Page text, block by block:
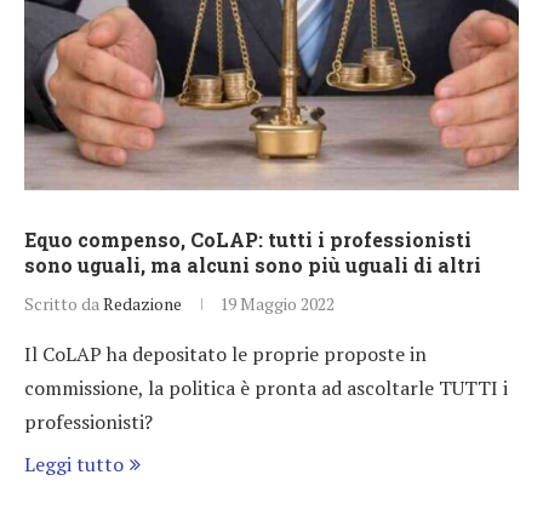
Equo compenso, CoLAP: tutti i professionisti
sono uguali, ma alcuni sono più uguali di altri
Scritto da Redazione 19 Maggio 2022
Il CoLAP ha depositato le proprie proposte in
commissione, la politica è pronta ad ascoltarle TUTTI i
professionisti?
Leggi tutto